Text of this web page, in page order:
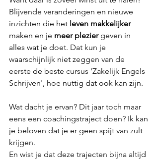
Blijvende veranderingen en nieuwe
inzichten die het leven makkelijker
maken en je meer plezier geven in
alles wat je doet. Dat kun je
waarschijnlijk niet zeggen van de
eerste de beste cursus 'Zakelijk Engels
Schrijven', hoe nuttig dat ook kan zijn.
Wat dacht je ervan? Dit jaar toch maar
eens een coachingstraject doen? Ik kan
je beloven dat je er geen spijt van zult
krijgen.
En wist je dat deze trajecten bijna altijd